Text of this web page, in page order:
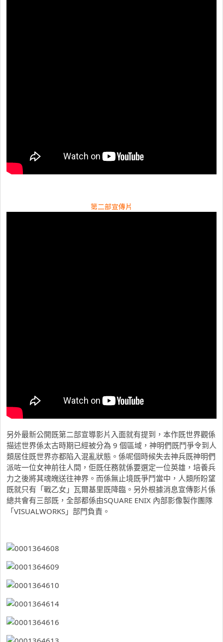
第二部宣傳片
另外最新公開既第二部宣導影片入面就有提到，本作既世界觀係
描述世界係太古時期已經被分為 9 個區域，神明們既鬥爭令到人
類居住既世界亦都陷入混亂狀態。係呢個時候失去神兵既神明們
派咗一位女神前往人間，佢既任務就係要選定一位英雄，培養兵
力之後將其魂魄送往神界。而係無止境既爭鬥當中，人類所盼望
既就只有「戰乙女」瓦爾基里既降臨。另外根據消息宣傳影片係
總共會有三部既，全部都係由SQUARE ENIX 內部影像製作團隊
「VISUALWORKS」部門負責。